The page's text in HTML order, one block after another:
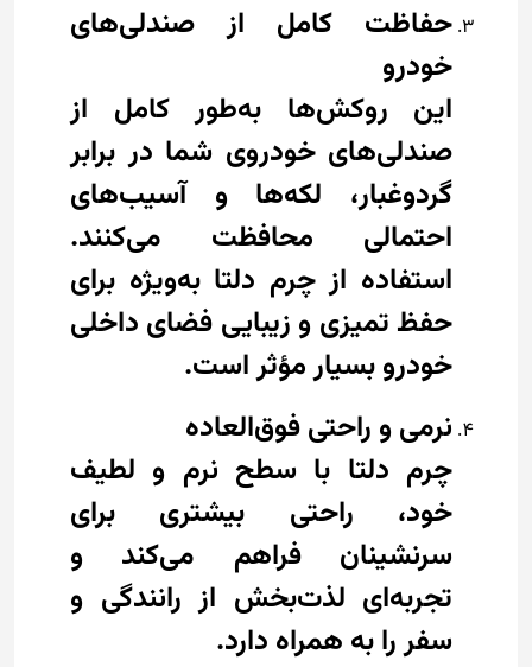
حفاظت کامل از صندلی‌های
خودرو
این روکش‌ها به‌طور کامل از
صندلی‌های خودروی شما در برابر
گردوغبار، لکه‌ها و آسیب‌های
احتمالی محافظت می‌کنند.
استفاده از چرم دلتا به‌ویژه برای
حفظ تمیزی و زیبایی فضای داخلی
خودرو بسیار مؤثر است.
نرمی و راحتی فوق‌العاده
چرم دلتا با سطح نرم و لطیف
خود، راحتی بیشتری برای
سرنشینان فراهم می‌کند و
تجربه‌ای لذت‌بخش از رانندگی و
سفر را به همراه دارد.